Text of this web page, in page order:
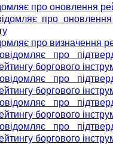
про оновлення
про
про
про
боргового
про
боргового
про
боргового
про
боргового